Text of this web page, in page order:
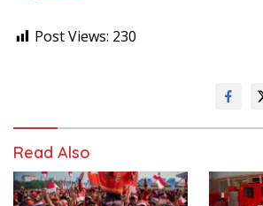
Post Views: 230
Read Also